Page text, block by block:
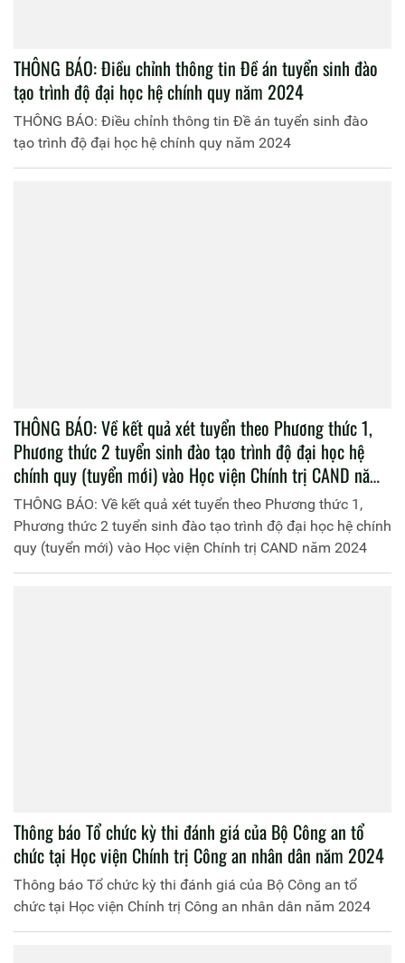
THÔNG BÁO: Điều chỉnh thông tin Đề án tuyển sinh đào
tạo trình độ đại học hệ chính quy năm 2024
THÔNG BÁO: Điều chỉnh thông tin Đề án tuyển sinh đào
tạo trình độ đại học hệ chính quy năm 2024
THÔNG BÁO: Về kết quả xét tuyển theo Phương thức 1,
Phương thức 2 tuyển sinh đào tạo trình độ đại học hệ
chính quy (tuyển mới) vào Học viện Chính trị CAND năm
2024
THÔNG BÁO: Về kết quả xét tuyển theo Phương thức 1,
Phương thức 2 tuyển sinh đào tạo trình độ đại học hệ chính
quy (tuyển mới) vào Học viện Chính trị CAND năm 2024
Thông báo Tổ chức kỳ thi đánh giá của Bộ Công an tổ
chức tại Học viện Chính trị Công an nhân dân năm 2024
Thông báo Tổ chức kỳ thi đánh giá của Bộ Công an tổ
chức tại Học viện Chính trị Công an nhân dân năm 2024